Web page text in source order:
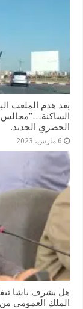
بعد هدم الملعب
الحضري الجديد.
6 مارس، 2023
هل يشرف باشا
الملك العمومي